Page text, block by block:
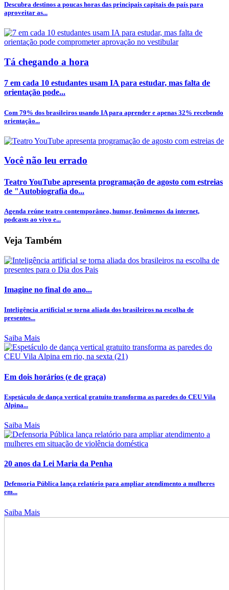
Descubra destinos a poucas horas das principais capitais do país para
aproveitar as...
Tá chegando a hora
7 em cada 10 estudantes usam IA para estudar, mas falta de
orientação pode...
Com 79% dos brasileiros usando IA para aprender e apenas 32% recebendo
orientação...
Você não leu errado
Teatro YouTube apresenta programação de agosto com estreias
de "Autobiografia do...
Agenda reúne teatro contemporâneo, humor, fenômenos da internet,
podcasts ao vivo e...
Veja Também
Imagine no final do ano...
Inteligência artificial se torna aliada dos brasileiros na escolha de
presentes...
Saiba Mais
Em dois horários (e de graça)
Espetáculo de dança vertical gratuito transforma as paredes do CEU Vila
Alpina...
Saiba Mais
20 anos da Lei Maria da Penha
Defensoria Pública lança relatório para ampliar atendimento a mulheres
em...
Saiba Mais